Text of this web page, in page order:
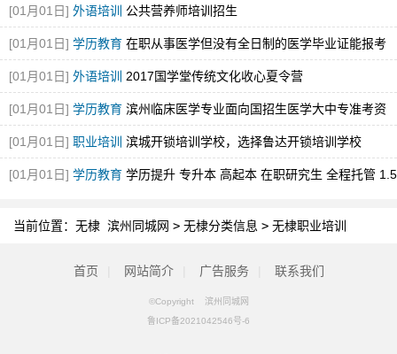
[01月01日] 外语培训 公共营养师培训招生
[01月01日] 学历教育 在职从事医学但没有全日制的医学毕业证能报考
执业医师
[01月01日] 外语培训 2017国学堂传统文化收心夏令营
[01月01日] 学历教育 滨州临床医学专业面向国招生医学大中专准考资
格证
[01月01日] 职业培训 滨城开锁培训学校，选择鲁达开锁培训学校
[01月01日] 学历教育 学历提升 专升本 高起本 在职研究生 全程托管 1.5
当前位置： 无棣 滨州同城网 > 无棣分类信息 > 无棣职业培训
首页 网站简介 广告服务 联系我们
©Copyright 滨州同城网
鲁ICP备2021042546号-6